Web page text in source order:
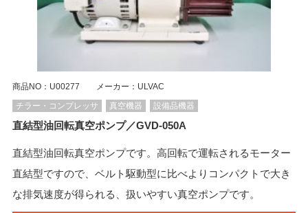
商品NO：U00277 メーカー：ULVAC
チラー・コンプレッサ
真空機器 設備品機器
直結型油回転真空ポンプ／GVD-050A
直結型油回転真空ポンプです。高回転で運転されるモーター
直結型ですので、ベルト駆動型に比べよりコンパクトで大き
な排気速度が得られる、扱いやすい真空ポンプです。